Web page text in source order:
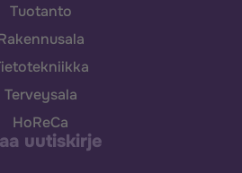
Tuotanto
Terveysala
HoReCa
uutiskirje